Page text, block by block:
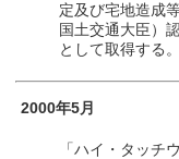
定及び宅地造成
国土交通大臣）
として取得する。
2000年5月
「ハイ・タッチ